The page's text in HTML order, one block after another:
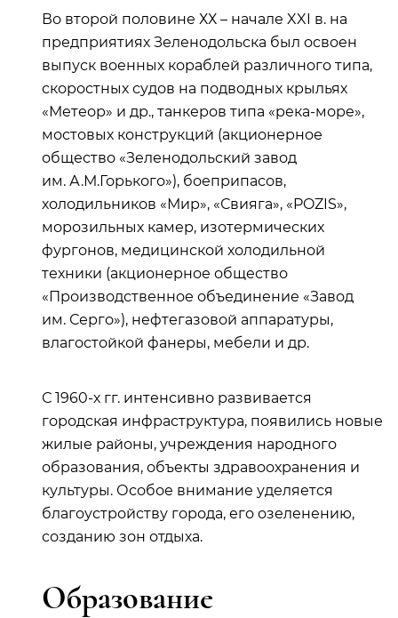
Во второй половине ХХ – начале XXI в. на
предприятиях Зеленодольска был освоен
выпуск военных кораблей различного типа,
скоростных судов на подводных крыльях
«Метеор» и др., танкеров типа «река-море»,
мостовых конструкций (акционерное
общество «Зеленодольский завод
им. А.М.Горького»), боеприпасов,
холодильников «Мир», «Свияга», «POZIS»,
морозильных камер, изотермических
фургонов, медицинской холодильной
техники (акционерное общество
«Производственное объединение «Завод
им. Серго»), нефтегазовой аппаратуры,
влагостойкой фанеры, мебели и др.
С 1960-х гг. интенсивно развивается
городская инфраструктура, появились новые
жилые районы, учреждения народного
образования, объекты здравоохранения и
культуры. Особое внимание уделяется
благоустройству города, его озеленению,
созданию зон отдыха.
Образование